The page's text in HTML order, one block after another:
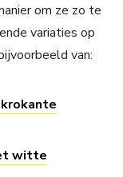
om ze zo te
variaties op
van:
witte